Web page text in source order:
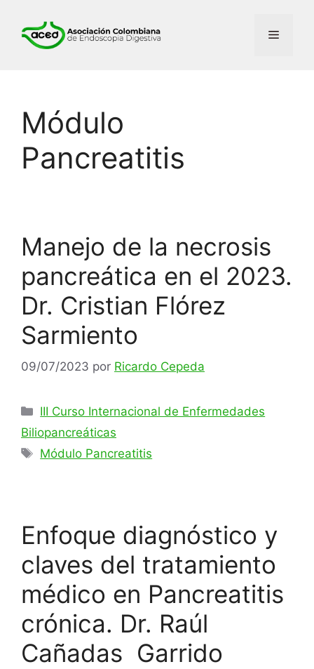
contenido
Menú
Módulo
Pancreatitis
Manejo de la necrosis
pancreática en el 2023.
Dr. Cristian Flórez
Sarmiento
09/07/2023 por Ricardo Cepeda
Categorías
III Curso Internacional de Enfermedades
Biliopancreáticas
Etiquetas
Módulo Pancreatitis
Enfoque diagnóstico y
claves del tratamiento
médico en Pancreatitis
crónica. Dr. Raúl
Cañadas Garrido